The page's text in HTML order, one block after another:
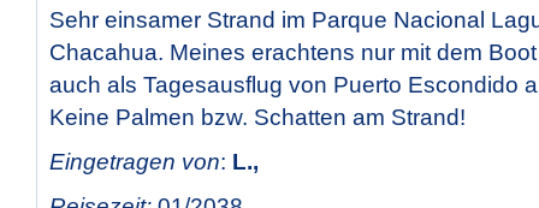
Sehr einsamer Strand im Parque Nacional
Chacahua. Meines erachtens nur mit dem
auch als Tagesausflug von Puerto Escondido
Keine Palmen bzw. Schatten am Strand!
Eingetragen von: L.,